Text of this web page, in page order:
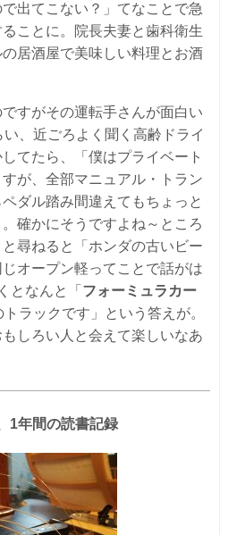
出てこない？」てなことで急
ことに。院長夫妻と歯科衛生
居酒屋で美味しい料理とお酒
すがその運転手さんが面白い
、近ごろよく聞く高齢ドライ
てたら、「僕はプライベート
が、全部マニュアル・トラン
ダル踏み間違えてもちょっと
確かにそうですよね～ところ
尋ねると「ホンダの古いビー
オープン軽ってことで話がは
となんと「 フォーミュラカー
ラックです」という答えが。
しろい人と会えて楽しいなあ
1年間の読書記録